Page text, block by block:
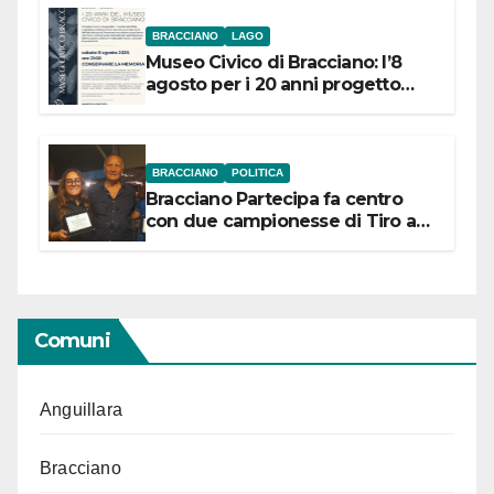
BRACCIANO LAGO
Museo Civico di Bracciano: l’8
agosto per i 20 anni progetto
BRACCIANO POLITICA
Bracciano Partecipa fa centro
con due campionesse di Tiro a
Comuni
Anguillara
Bracciano